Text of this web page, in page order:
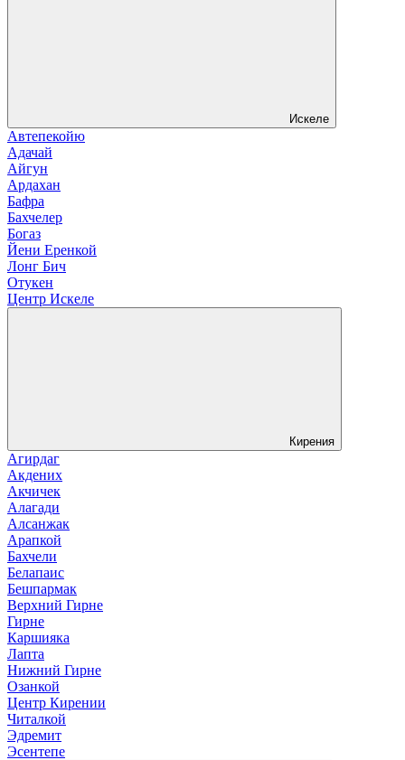
Искеле
Автепекойю
Адачай
Айгун
Ардахан
Бафра
Бахчелер
Богаз
Йени Еренкой
Лонг Бич
Отукен
Центр Искеле
Кирения
Агирдаг
Акдених
Акчичек
Алагади
Алсанжак
Арапкой
Бахчели
Белапаис
Бешпармак
Верхний Гирне
Гирне
Каршияка
Лапта
Нижний Гирне
Озанкой
Центр Кирении
Читалкой
Эдремит
Эсентепе